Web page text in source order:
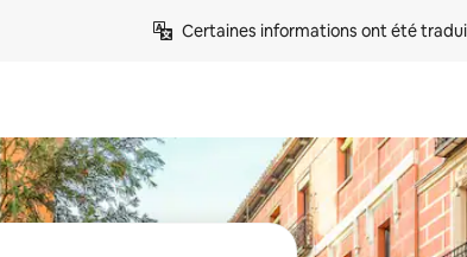
Certaines informations ont été